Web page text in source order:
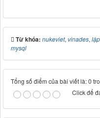
Từ khóa: nukeviet, vinades,
mysql
Tổng số điểm của bài viết là: 0
Click để